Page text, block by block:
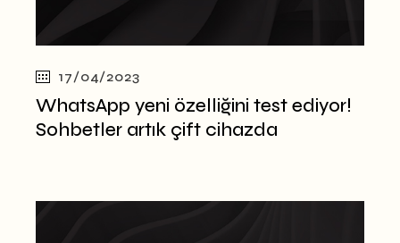
17/04/2023
WhatsApp yeni özelliğini test ediyor!
Sohbetler artık çift cihazda